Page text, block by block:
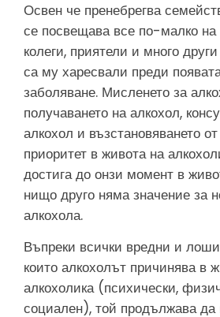
Освен че пренебрегва
се посвещава все по-малко
колеги, приятели и много
са му харесвали преди
заболяване. Мисленето за
получаването на алкохол,
алкохол и възстановяването
приоритет в живота на
достига до онзи момент в
нищо друго няма значение за
алкохола.
Въпреки всички вредни и
които алкохолът причинява в
алкохолика (психически,
социален), той продължава да